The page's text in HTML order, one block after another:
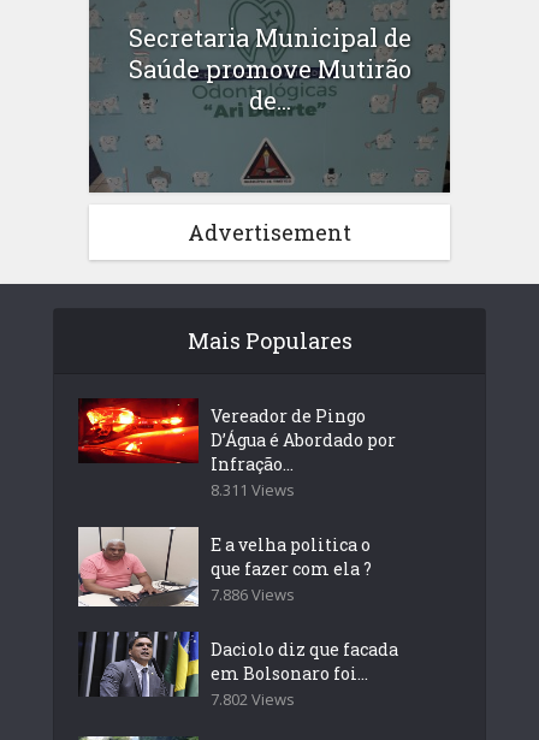
Secretaria Municipal de
Saúde promove Mutirão
de...
Advertisement
Mais Populares
Vereador de Pingo
D’Água é Abordado por
Infração...
8.311 Views
E a velha politica o
que fazer com ela ?
7.886 Views
Daciolo diz que facada
em Bolsonaro foi...
7.802 Views